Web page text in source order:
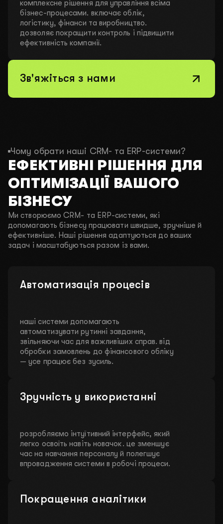
комплексне рішення для управління всіма
бізнес-процесами. включає облік,
логістику, фінанси та виробництво.
дозволяє покращити контроль і підвищити
ефективність компанії.
Зв'яжіться з нами
Чому обрати наші CRM- та ERP-системи?
ЕФЕКТИВНІ РІШЕННЯ ДЛЯ
ОПТИМІЗАЦІЇ ВАШОГО
БІЗНЕСУ
Ми створюємо CRM- та ERP-системи, які
допомагають бізнесу працювати швидше, зручніше й
ефективніше. Наші рішення адаптуються до ваших
задач і масштабуються разом із вами.
Автоматизація процесів
наші системи допомагають
автоматизувати рутинні завдання,
звільняючи час для важливіших справ. від
обробки замовлень до фінансового обліку
— усе працює без зусиль.
Зручність у використанні
розробляємо інтуїтивний інтерфейс, який
легко освоїть навіть новачок. це зменшує
час на навчання персоналу й полегшує
впровадження системи в робочі процеси.
Покращення аналітики